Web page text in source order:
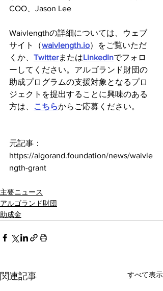
COO、Jason Lee
Waivlengthの詳細については、ウェブ
サイト（waivlength.io）をご覧いただ
くか、 TwitterまたはLinkedInでフォロ
ーしてください。アルゴランド財団の
助成プログラムの支援対象となるプロ
ジェクトを提出することに興味のある
方は、
こちらからご応募ください。
元記事：
https://algorand.foundation/news/waivle
ngth-grant
主要ニュース
アルゴランド財団
助成金
関連記事 すべて表示